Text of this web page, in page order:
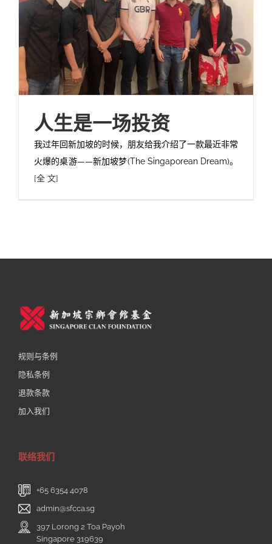
人生是一场投资
我过年回新加坡的时候，朋友给我介绍了一款最近非常
火爆的桌游——新加坡梦(The Singaporean Dream)。
[全 文]
规则与条例
隐私条例
退款条款
加入我们
联络我们
+65 6354 4078
admin@sfcca.sg
397 Lorong 2 Toa Payoh
Singapore 319639